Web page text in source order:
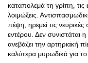
καταπολεμά τη γρίπη, τις
λοιμώξεις.
πέψη, ηρεμεί τις
εντέρου. Δεν συνιστάται
ανεβάζει την αρτηριακή
καλύτερα μυρωδικά για